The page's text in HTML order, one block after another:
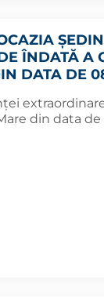
ÎNDATĂ A
DATA DE
din data de